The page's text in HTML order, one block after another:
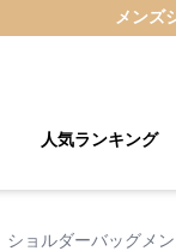
メンズ
人気ランキング
ショルダーバッグメ